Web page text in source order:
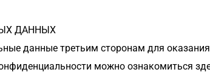
ДАННЫХ
данные третьим сторонам для
можно ознакомиться